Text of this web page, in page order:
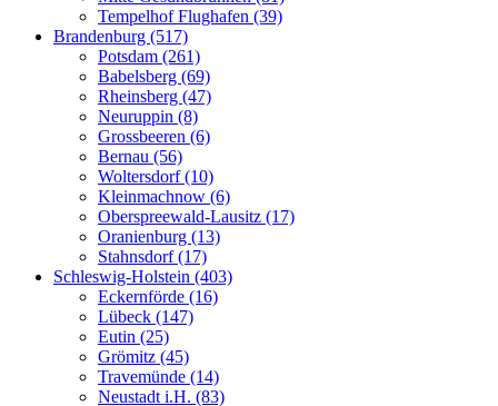
Tempelhof Flughafen (39)
Brandenburg (517)
Potsdam (261)
Babelsberg (69)
Rheinsberg (47)
Neuruppin (8)
Grossbeeren (6)
Bernau (56)
Woltersdorf (10)
Kleinmachnow (6)
Oberspreewald-Lausitz (17)
Oranienburg (13)
Stahnsdorf (17)
Schleswig-Holstein (403)
Eckernförde (16)
Lübeck (147)
Eutin (25)
Grömitz (45)
Travemünde (14)
Neustadt i.H. (83)